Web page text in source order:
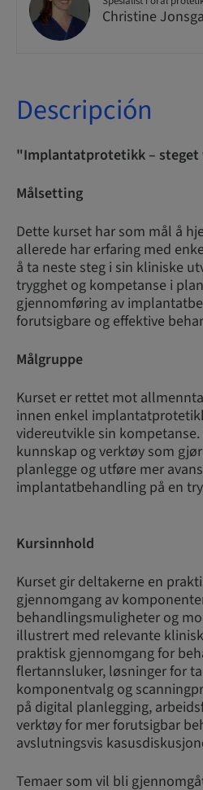
Christine
Descripción
"Implantatprotetikk – steget
Målsetting
Dette kurset har som mål å
allerede har erfaring med
å ta neste steg i sin kliniske
trygghet og kompetanse i
gjennomføring av
forutsigbare og effektive
Målgruppe
Kurset er rettet mot
innen enkel
videreutvikle sin
kunnskap og verktøy som
planlegge og utføre mer
implantatbehandling på en
Kursinnhold
Kurset gir deltakerne en
gjennomgang av
behandlingsmuligheter og
illustrert med relevante
praktisk gjennomgang for
flertannsluker, løsninger for
komponentvalg og
på digital planlegging,
verktøy for mer forutsigbar
avslutningsvis
Temaer som vil bli